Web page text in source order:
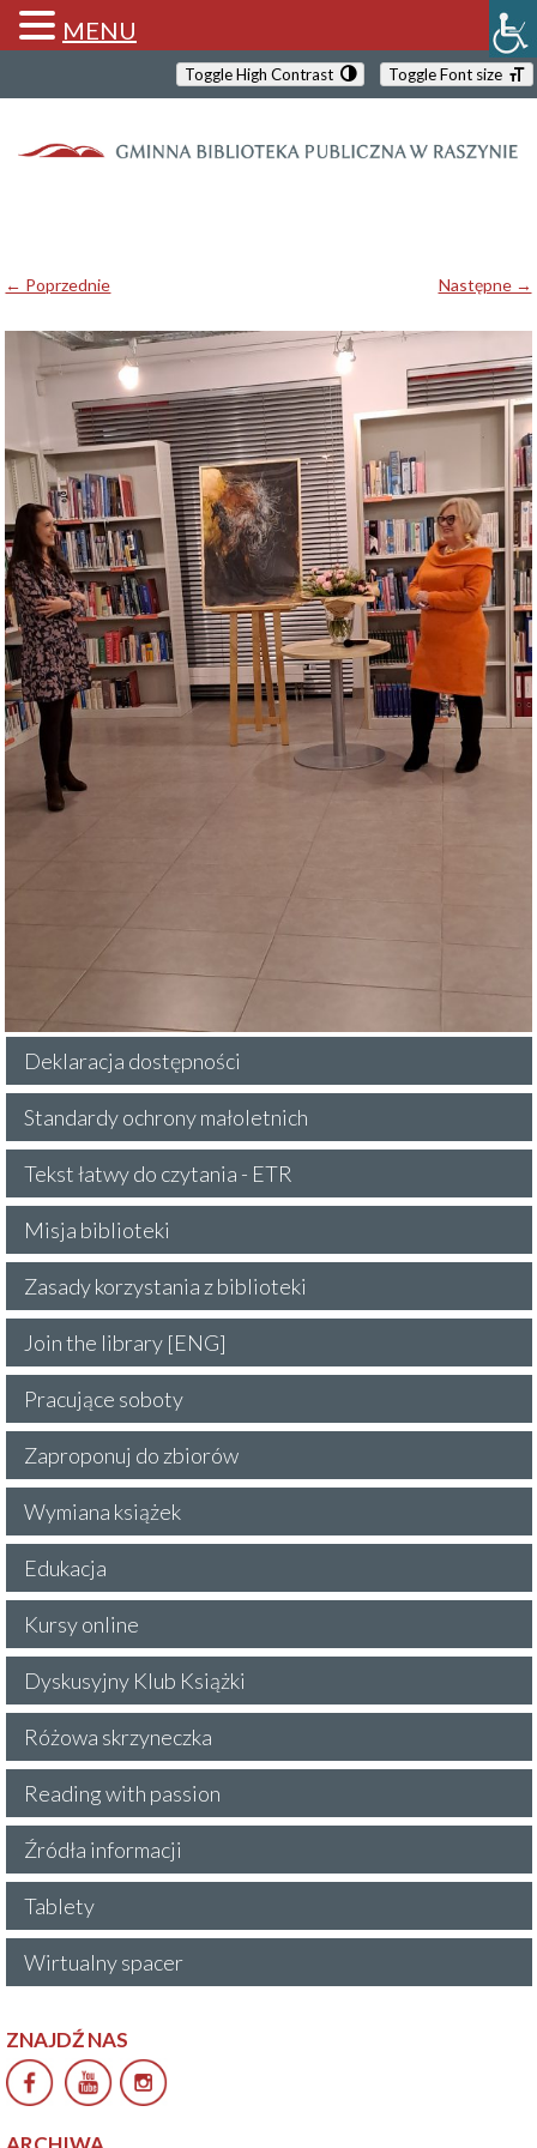
Toggle High Contrast Toggle Font size
← Poprzednie Następne →
Deklaracja dostępności
Standardy ochrony małoletnich
Tekst łatwy do czytania - ETR
Misja biblioteki
Zasady korzystania z biblioteki
Join the library [ENG]
Pracujące soboty
Zaproponuj do zbiorów
Wymiana książek
Edukacja
Kursy online
Dyskusyjny Klub Książki
Różowa skrzyneczka
Reading with passion
Źródła informacji
Tablety
Wirtualny spacer
ZNAJDŹ NAS
MENU